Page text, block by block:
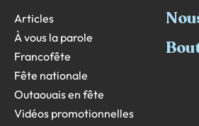
Articles
À vous la parole
Francofête
Fête nationale
Outaouais en fête
Vidéos promotionnelles